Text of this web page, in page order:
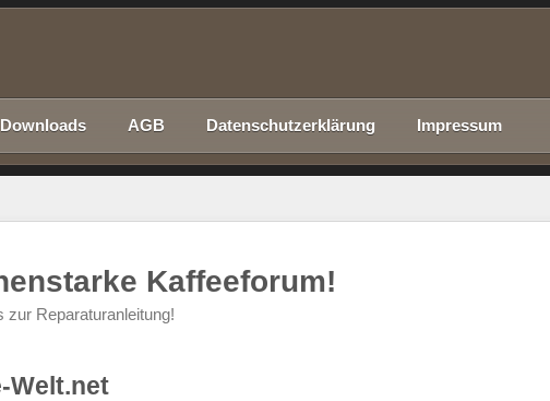
Downloads AGB Datenschutzerklärung Impressum
Kaffeeforum!
zur Reparaturanleitung!
Welt.net